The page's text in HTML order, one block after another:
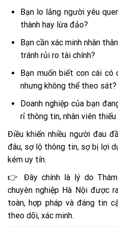
Bạn lo lắng người yêu
thành hay lừa đảo?
Bạn cần xác minh nhân
tránh rủi ro tài chính?
Bạn muốn biết con cái có
nhưng không thể theo sát?
Doanh nghiệp của bạn
rỉ thông tin, nhân viên
Điều khiến nhiều người đau
đâu, sợ lộ thông tin, sợ bị lợi
kém uy tín.
👉 Đây chính là lý do
chuyên nghiệp Hà Nội được
toàn, hợp pháp và đáng tin
theo dõi, xác minh.